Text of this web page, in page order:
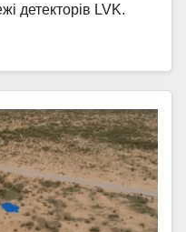
детекторів LVK.